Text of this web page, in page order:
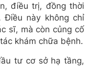
điều trị, đồng thời
Điều này không chỉ
sĩ, mà còn củng cố
khám chữa bệnh.
tư cơ sở hạ tầng,